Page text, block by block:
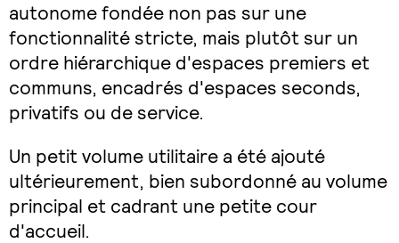
autonome fondée non pas sur une
fonctionnalité stricte, mais plutôt sur un
ordre hiérarchique d'espaces premiers et
communs, encadrés d'espaces seconds,
privatifs ou de service.
Un petit volume utilitaire a été ajouté
ultérieurement, bien subordonné au volume
principal et cadrant une petite cour
d'accueil.